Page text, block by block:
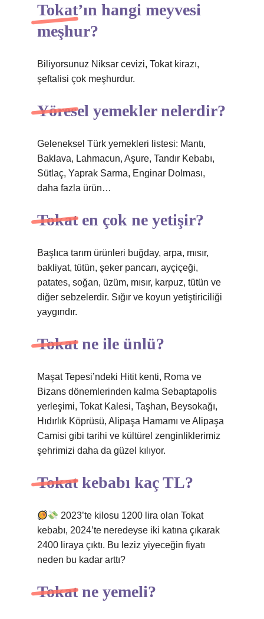
Tokat’ın hangi meyvesi
meşhur?
Biliyorsunuz Niksar cevizi, Tokat kirazı,
şeftalisi çok meşhurdur.
Yöresel yemekler nelerdir?
Geleneksel Türk yemekleri listesi: Mantı,
Baklava, Lahmacun, Aşure, Tandır Kebabı,
Sütlaç, Yaprak Sarma, Enginar Dolması,
daha fazla ürün…
Tokat en çok ne yetişir?
Başlıca tarım ürünleri buğday, arpa, mısır,
bakliyat, tütün, şeker pancarı, ayçiçeği,
patates, soğan, üzüm, mısır, karpuz, tütün ve
diğer sebzelerdir. Sığır ve koyun yetiştiriciliği
yaygındır.
Tokat ne ile ünlü?
Maşat Tepesi’ndeki Hitit kenti, Roma ve
Bizans dönemlerinden kalma Sebaptapolis
yerleşimi, Tokat Kalesi, Taşhan, Beysokağı,
Hıdırlık Köprüsü, Alipaşa Hamamı ve Alipaşa
Camisi gibi tarihi ve kültürel zenginliklerimiz
şehrimizi daha da güzel kılıyor.
Tokat kebabı kaç TL?
2023’te kilosu 1200 lira olan Tokat
kebabı, 2024’te neredeyse iki katına çıkarak
2400 liraya çıktı. Bu leziz yiyeceğin fiyatı
neden bu kadar arttı?
Tokat ne yemeli?